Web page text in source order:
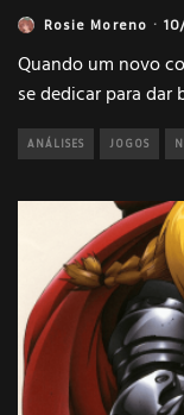
Rosie Moreno ·
Quando um novo
se dedicar para
ANÁLISES JOGOS